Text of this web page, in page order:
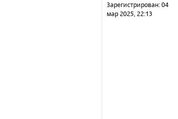
Зарегистрирован:04
мар 2025, 22:13